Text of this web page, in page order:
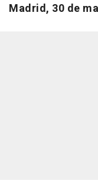
Madrid, 30 de